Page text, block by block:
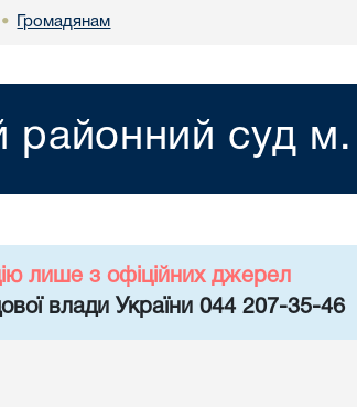
• Громадянам
районний суд
лише з офіційних джерел
влади України 044 207-35-46